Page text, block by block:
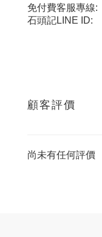
免付費客服專線:
石頭記LINE ID:
顧客評價
尚未有任何評價